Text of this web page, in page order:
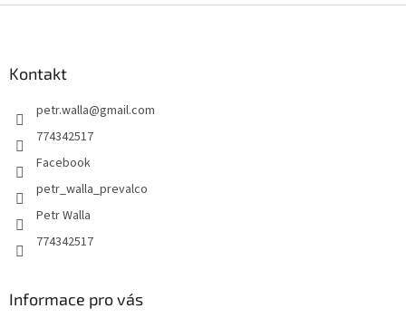
Kontakt
petr.walla@gmail.com
774342517
Facebook
petr_walla_prevalco
Petr Walla
774342517
Informace pro vás